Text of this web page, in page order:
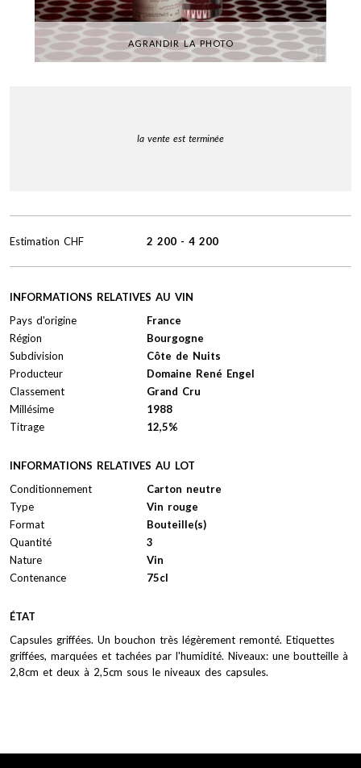
AGRANDIR LA PHOTO
la vente est terminée
INFORMATIONS RELATIVES AU VIN
Pays d'origine
France
Région
Bourgogne
Subdivision
Côte de Nuits
Producteur
Domaine René Engel
Classement
Grand Cru
Millésime
1988
Titrage
12,5%
INFORMATIONS RELATIVES AU LOT
Conditionnement
Carton neutre
Type
Vin rouge
Format
Bouteille(s)
Quantité
3
Nature
Vin
Contenance
75cl
Estimation CHF 2 200 - 4 200
ÉTAT
Capsules griffées. Un bouchon très légèrement remonté. Etiquettes
griffées, marquées et tachées par l'humidité. Niveaux: une boutteille à
2,8cm et deux à 2,5cm sous le niveaux des capsules.